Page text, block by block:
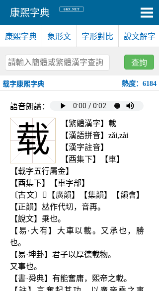
康熙字典 6KX.NET
康熙字典 象形文 字形對比 說文解字
查詢
载字康熙字典 熱度：6184
語音朗讀：
载
【繁體漢字】載
【漢語拼音】zǎi,zài
【漢字註音】
【酉集下】【車】
【载字五行屬金】
【酉集下】【車字部】
〔古文〕𡙺【廣韻】【集韻】【韻會】
【正韻】𠀤作代切，音再。
【說文】乗也。
【易·大有】大車以載。又承也，勝
也。
【易·坤卦】君子以厚德載物。
又事也。
【書·舜典】有能奮庸，熙帝之載。